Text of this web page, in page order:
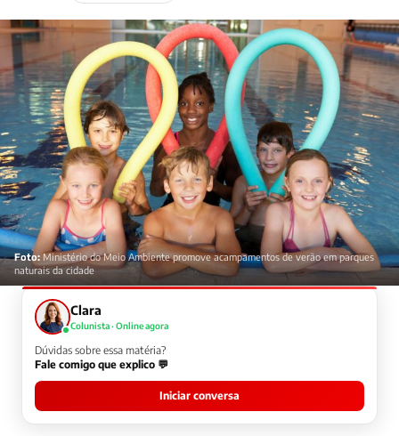
Foto: Ministério do Meio Ambiente promove acampamentos de verão em parques
naturais da cidade
Clara
Colunista · Online agora
Dúvidas sobre essa matéria?
Fale comigo que explico 💬
Iniciar conversa